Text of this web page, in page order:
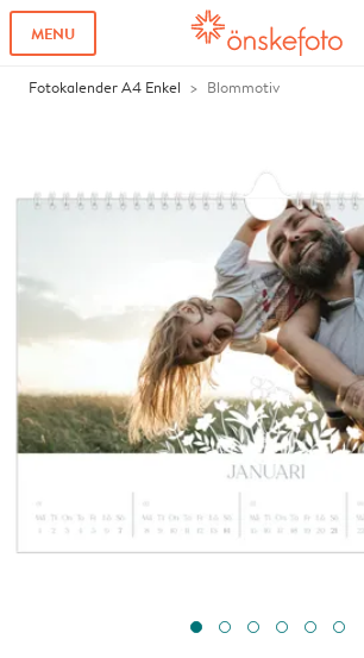
MENU
Fotokalender A4 Enkel Blommotiv